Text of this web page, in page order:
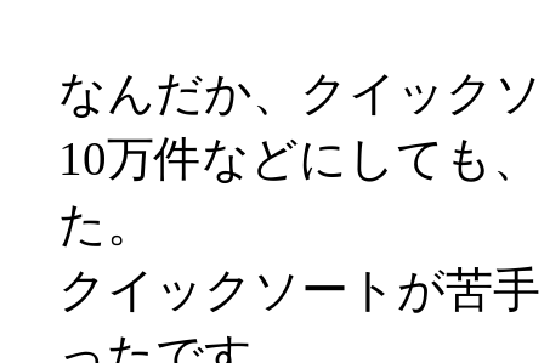
なんだか、クイック
10万件などにしても
た。
クイックソートが苦